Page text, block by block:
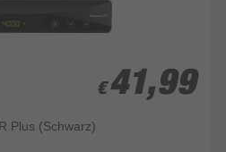
€ 41,99
€ 41,99
Plus (Schwarz)